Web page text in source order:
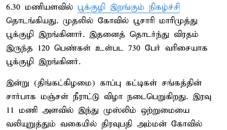
6.30 மணியளவில் பூக்குழி இறங்கும் நிகழ்ச்சி
தொடங்கியது. முதலில் கோவில் பூசாரி மாரிமுத்து
பூக்குழி இறங்கினார். இதனைத் தொடர்ந்து விரதம்
இருந்த 120 பெண்கள் உள்பட 730 பேர் வரிசையாக
பூக்குழி இறங்கினர்.
இன்று (திங்கட்கிழமை) காப்பு கட்டிகள் சங்கத்தின்
சார்பாக மஞ்சள் நீராட்டு விழா நடைபெறுகிறது. இரவு
11 மணி அளவில் இந்து முஸ்லிம் ஒற்றுமையை
வலியுறுத்தும் வகையில் திரவுபதி அம்மன் கோவில்